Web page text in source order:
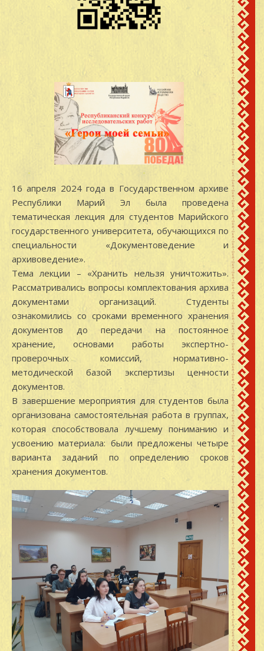
16 апреля 2024 года в Государственном архиве
Республики Марий Эл была проведена
тематическая лекция для студентов Марийского
государственного университета, обучающихся по
специальности «Документоведение и
архивоведение».
Тема лекции – «Хранить нельзя уничтожить».
Рассматривались вопросы комплектования архива
документами организаций. Студенты
ознакомились со сроками временного хранения
документов до передачи на постоянное
хранение, основами работы экспертно-
проверочных комиссий, нормативно-
методической базой экспертизы ценности
документов.
В завершение мероприятия для студентов была
организована самостоятельная работа в группах,
которая способствовала лучшему пониманию и
усвоению материала: были предложены четыре
варианта заданий по определению сроков
хранения документов.